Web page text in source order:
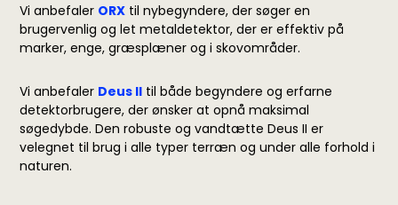
Vi anbefaler ORX til nybegyndere, der søger en
brugervenlig og let metaldetektor, der er effektiv på
marker, enge, græsplæner og i skovområder.
Vi anbefaler Deus II til både begyndere og erfarne
detektorbrugere, der ønsker at opnå maksimal
søgedybde. Den robuste og vandtætte Deus II er
velegnet til brug i alle typer terræn og under alle forhold i
naturen.